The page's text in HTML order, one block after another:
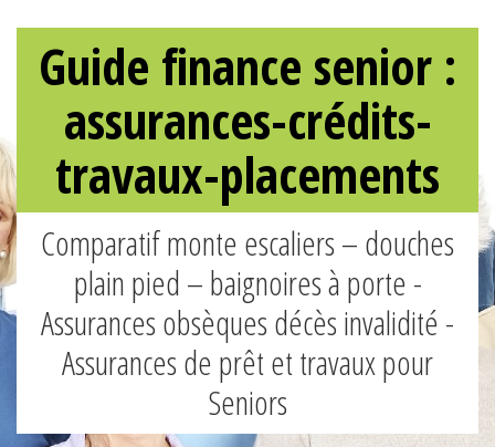
Guide finance senior :
assurances-crédits-
travaux-placements
Comparatif monte escaliers – douches
plain pied – baignoires à porte -
Assurances obsèques décès invalidité -
Assurances de prêt et travaux pour
Seniors